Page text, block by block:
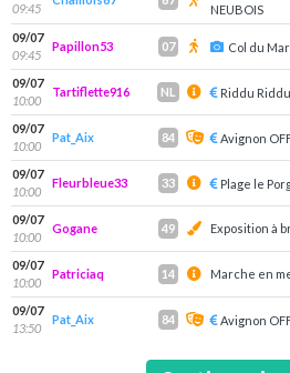
09:45
NEUBOIS
09/07
09:45
Papillon53 07 Col du
09/07
10:00
Tartiflette916 NL Riddu
09/07
10:00
Pat_Aix 84 Avignon
09/07
10:00
Fleurbleue33 33 Plage le
09/07
10:00
Gogane 49 Exposition à
09/07
10:00
Patriciaq 14 Marche en
09/07
13:50
Pat_Aix 84 Avignon